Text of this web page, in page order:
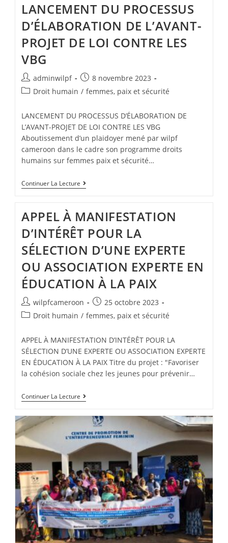
LANCEMENT DU PROCESSUS
D’ÉLABORATION DE L’AVANT-
PROJET DE LOI CONTRE LES
VBG
adminwilpf
8 novembre 2023
Droit humain / femmes, paix et sécurité
LANCEMENT DU PROCESSUS D’ÉLABORATION DE
L’AVANT-PROJET DE LOI CONTRE LES VBG
Aboutissement d’un plaidoyer mené par wilpf
cameroon dans le cadre son programme droits
humains sur femmes paix et sécurité…
Continuer La Lecture
APPEL À MANIFESTATION
D’INTÉRÊT POUR LA
SÉLECTION D’UNE EXPERTE
OU ASSOCIATION EXPERTE EN
ÉDUCATION À LA PAIX
wilpfcameroon
25 octobre 2023
Droit humain / femmes, paix et sécurité
APPEL À MANIFESTATION D’INTÉRÊT POUR LA
SÉLECTION D’UNE EXPERTE OU ASSOCIATION EXPERTE
EN ÉDUCATION À LA PAIX Titre du projet : "Favoriser
la cohésion sociale chez les jeunes pour prévenir…
Continuer La Lecture